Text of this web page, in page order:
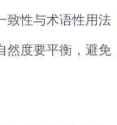
致性与术语性用法
然度要平衡，避免